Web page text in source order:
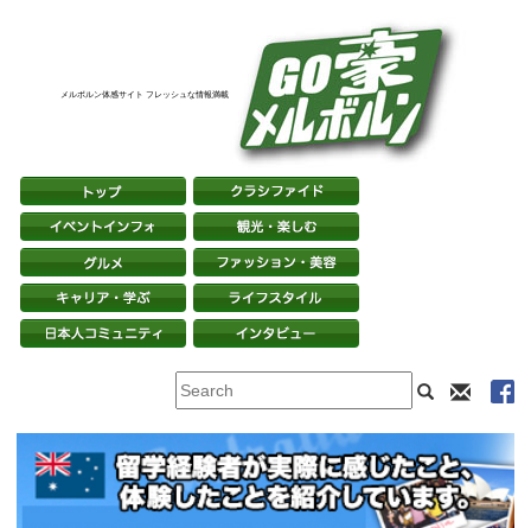
メルボルン体感サイト フレッシュな情報満載